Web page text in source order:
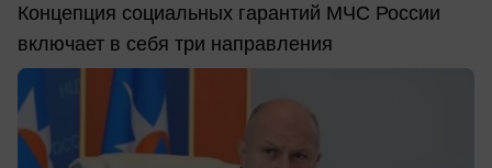
Концепция социальных гарантий МЧС России
включает в себя три направления